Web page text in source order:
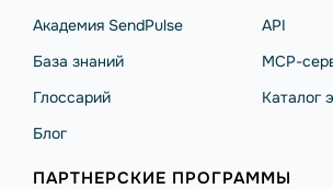
Академия SendPulse
База знаний
Глоссарий
Блог
API
MCP-
Каталог
ПАРТНЕРСКИЕ ПРОГРАММЫ